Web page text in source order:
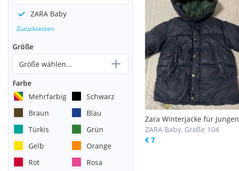
ZARA Baby
Zurücksetzen
Größe
Größe wählen...
Farbe
Mehrfarbig
Schwarz
Braun
Blau
Türkis
Grün
Gelb
Orange
Rot
Rosa
Zara Winterjacke für Jungen
und Mädchen, Kinderjacke,
warm gefütterte Steppjacke,
ZARA Baby, Größe 104
€ 7